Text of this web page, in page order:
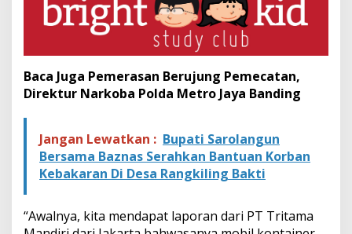
r
a
Baca Juga Pemerasan Berujung Pemecatan,
Direktur Narkoba Polda Metro Jaya Banding
Jangan Lewatkan : Bupati Sarolangun
Bersama Baznas Serahkan Bantuan Korban
Kebakaran Di Desa Rangkiling Bakti
“Awalnya, kita mendapat laporan dari PT Tritama